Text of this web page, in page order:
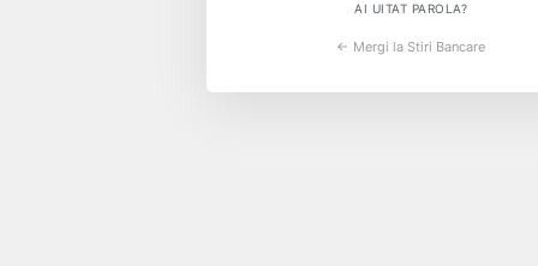
AI UITAT PAROLA?
← Mergi la Stiri Bancare